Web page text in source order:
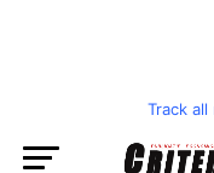
Track